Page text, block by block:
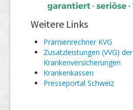
Weitere Links
Prämienrechner KVG
Zusatzleistungen (VVG) der
Krankenversicherungen
Kranken­kassen
Presseportal Schweiz